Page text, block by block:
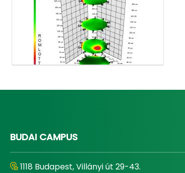
BUDAI CAMPUS
1118 Budapest, Villányi út 29-43.